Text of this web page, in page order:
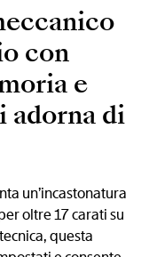
con
e
adorna di
un’incastonatura
oltre 17 carati su
questa